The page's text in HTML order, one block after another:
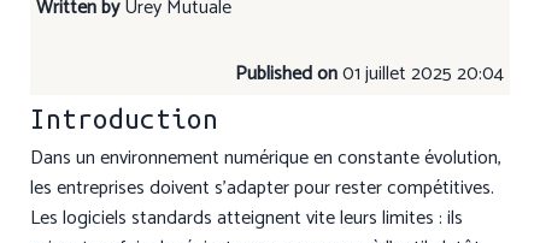
Written byUrey Mutuale
Published on01 juillet 2025 20:04
Introduction
Dans un environnement numérique en constante évolution,
les entreprises doivent s’adapter pour rester compétitives.
Les logiciels standards atteignent vite leurs limites : ils